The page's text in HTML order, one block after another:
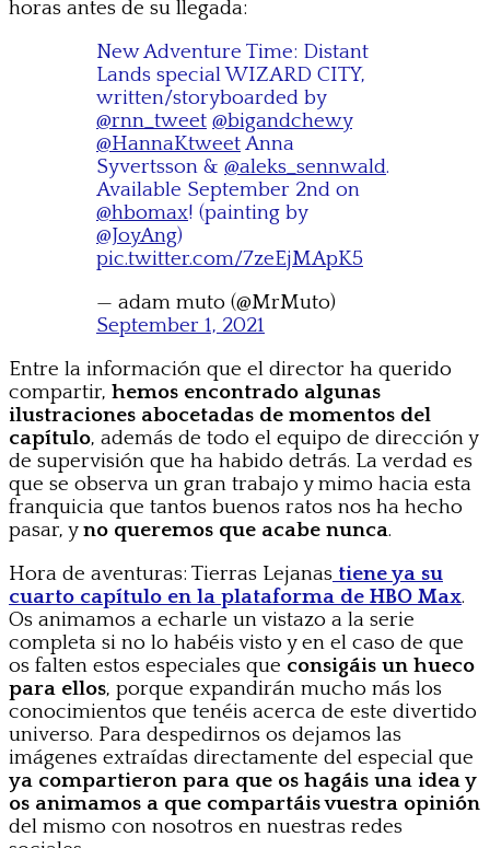
horas antes de su llegada:
New Adventure Time: Distant
Lands special WIZARD CITY,
written/storyboarded by
@rnn_tweet @bigandchewy
@HannaKtweetAnna
Syvertsson & @aleks_sennwald.
Available September 2nd on
@hbomax! (painting by
@JoyAng)
pic.twitter.com/7zeEjMApK5
— adam muto (@MrMuto)
September 1, 2021
Entre la información que el director ha querido
compartir, hemos encontrado algunas
ilustraciones abocetadas de momentos del
capítulo, además de todo el equipo de dirección y
de supervisión que ha habido detrás. La verdad es
que se observa un gran trabajo y mimo hacia esta
franquicia que tantos buenos ratos nos ha hecho
pasar, yno queremos que acabe nunca.
Hora de aventuras: Tierras Lejanas tiene ya su
cuarto capítulo en la plataforma de HBO Max.
Os animamos a echarle un vistazo a la serie
completa si no lo habéis visto y en el caso de que
os falten estos especiales que consigáis un hueco
para ellos, porque expandirán mucho más los
conocimientos que tenéis acerca de este divertido
universo. Para despedirnos os dejamos las
imágenes extraídas directamente del especial que
ya compartieron para que os hagáis una idea y
os animamos a que compartáis vuestra opinión
del mismo con nosotros en nuestras redes